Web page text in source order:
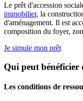
Le prêt d'accession
immobilier, la
d'aménagement. Il est
composition du foyer,
Je simule mon prêt
Qui peut bénéficier
Les conditions de